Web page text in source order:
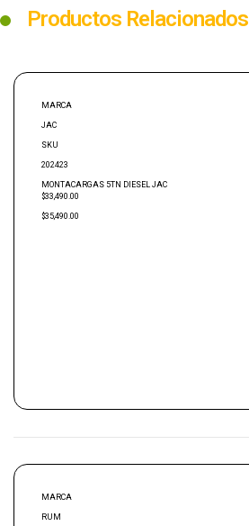
Productos Relacionados
MARCA
JAC
SKU
202423
MONTACARGAS 5TN DIESEL JAC
$33,490.00
$35,490.00
MARCA
RUM